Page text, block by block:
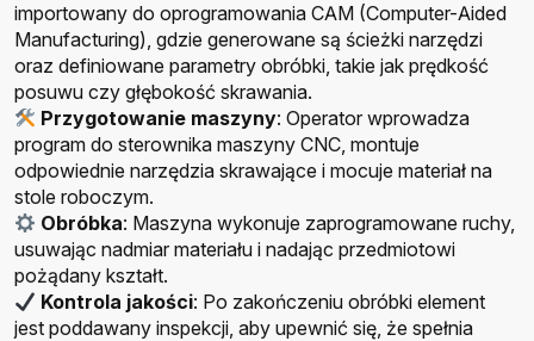
importowany do oprogramowania CAM (Computer-Aided
Manufacturing), gdzie generowane są ścieżki narzędzi
oraz definiowane parametry obróbki, takie jak prędkość
posuwu czy głębokość skrawania.
Przygotowanie maszyny: Operator wprowadza
program do sterownika maszyny CNC, montuje
odpowiednie narzędzia skrawające i mocuje materiał na
stole roboczym.
Obróbka: Maszyna wykonuje zaprogramowane ruchy,
usuwając nadmiar materiału i nadając przedmiotowi
pożądany kształt.
Kontrola jakości: Po zakończeniu obróbki element
jest poddawany inspekcji, aby upewnić się, że spełnia